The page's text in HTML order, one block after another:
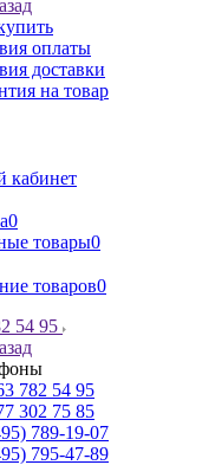
оплаты
доставки
на товар
кабинет
0
товары0
товаров0
54 95
782 54 95
302 75 85
789-19-07
795-47-89